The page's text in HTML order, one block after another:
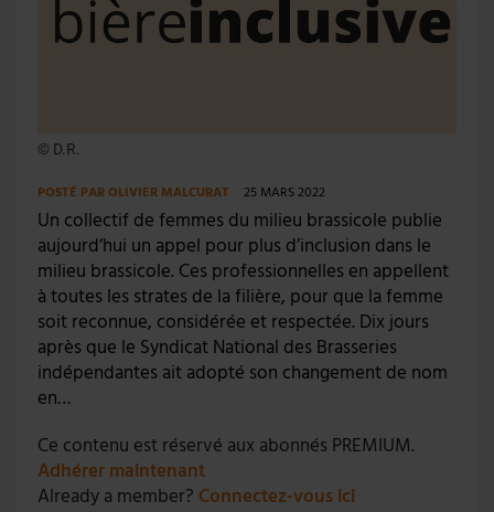
© D.R.
POSTÉ PAROLIVIER MALCURAT 25 MARS 2022
Un collectif de femmes du milieu brassicole publie
aujourd’hui un appel pour plus d’inclusion dans le
milieu brassicole. Ces professionnelles en appellent
à toutes les strates de la filière, pour que la femme
soit reconnue, considérée et respectée. Dix jours
après que le Syndicat National des Brasseries
indépendantes ait adopté son changement de nom
en…
Ce contenu est réservé aux abonnés PREMIUM.
Adhérer maintenant
Already a member? Connectez-vous ici